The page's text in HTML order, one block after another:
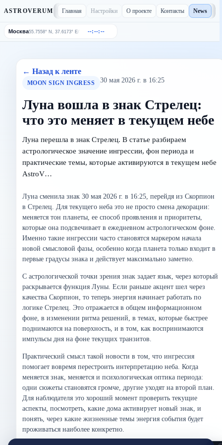
ASTROVERUM Главная Настройки О проекте Контакты News
Москва55.7558° N, 37.6173° E/ --:--:--
← Назад к ленте
MOON SIGN INGRESS 30 мая 2026 г. в 16:25
Луна вошла в знак Стрелец:
что это меняет в текущем небе
Луна перешла в знак Стрелец. В статье разбираем
астрологическое значение ингрессии, фон периода и
практические темы, которые активируются в текущем небе
AstroV…
Луна сменила знак 30 мая 2026 г. в 16:25, перейдя из Скорпион
в Стрелец. Для текущего неба это не просто смена декорации:
меняется тон планеты, ее способ проявления и приоритеты,
которые она подсвечивает в ежедневном астрологическом фоне.
Именно такие ингрессии часто становятся маркером начала
новой смысловой фазы, особенно когда планета только входит в
первые градусы знака и действует максимально заметно.
С астрологической точки зрения знак задает язык, через который
раскрывается функция Луны. Если раньше акцент шел через
качества Скорпион, то теперь энергия начинает работать по
логике Стрелец. Это отражается в общем информационном
фоне, в изменении ритма решений, в темах, которые быстрее
поднимаются на поверхность, и в том, как воспринимаются
импульсы дня на фоне текущих транзитов.
Практический смысл такой новости в том, что ингрессия
помогает вовремя перестроить интерпретацию неба. Когда
меняется знак, меняется и психологическая оптика периода:
одни сюжеты становятся громче, другие уходят на второй план.
Для наблюдателя это хороший момент проверить текущие
аспекты, посмотреть, какие дома активирует новый знак, и
понять, через какие жизненные темы энергия события будет
проживаться наиболее конкретно.